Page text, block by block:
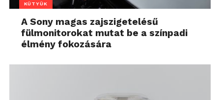
KÜTYÜK
A Sony magas zajszigetelésű
fülmonitorokat mutat be a színpadi
élmény fokozására